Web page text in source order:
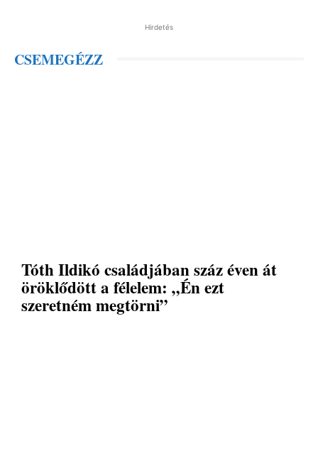
Hirdetés
CSEMEGÉZZ
Tóth Ildikó családjában száz éven át
öröklődött a félelem: „Én ezt
szeretném megtörni”